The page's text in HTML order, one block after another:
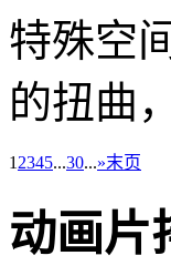
特殊空
的扭曲
1 2345...30...»末页
动画片